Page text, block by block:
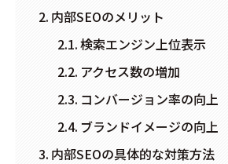
内部SEOのメリット
検索エンジン上位表示
アクセス数の増加
コンバージョン率の向上
ブランドイメージの向上
内部SEOの具体的な対策方法